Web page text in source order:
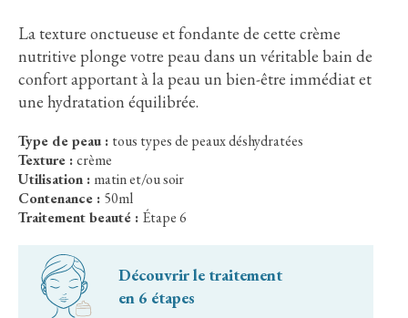
La texture onctueuse et fondante de cette crème
nutritive plonge votre peau dans un véritable bain de
confort apportant à la peau un bien-être immédiat et
une hydratation équilibrée.
Type de peau : tous types de peaux déshydratées
Texture :crème
Utilisation : matin et/ou soir
Contenance : 50ml
Traitement beauté : Étape 6
Découvrir le traitement
en 6 étapes